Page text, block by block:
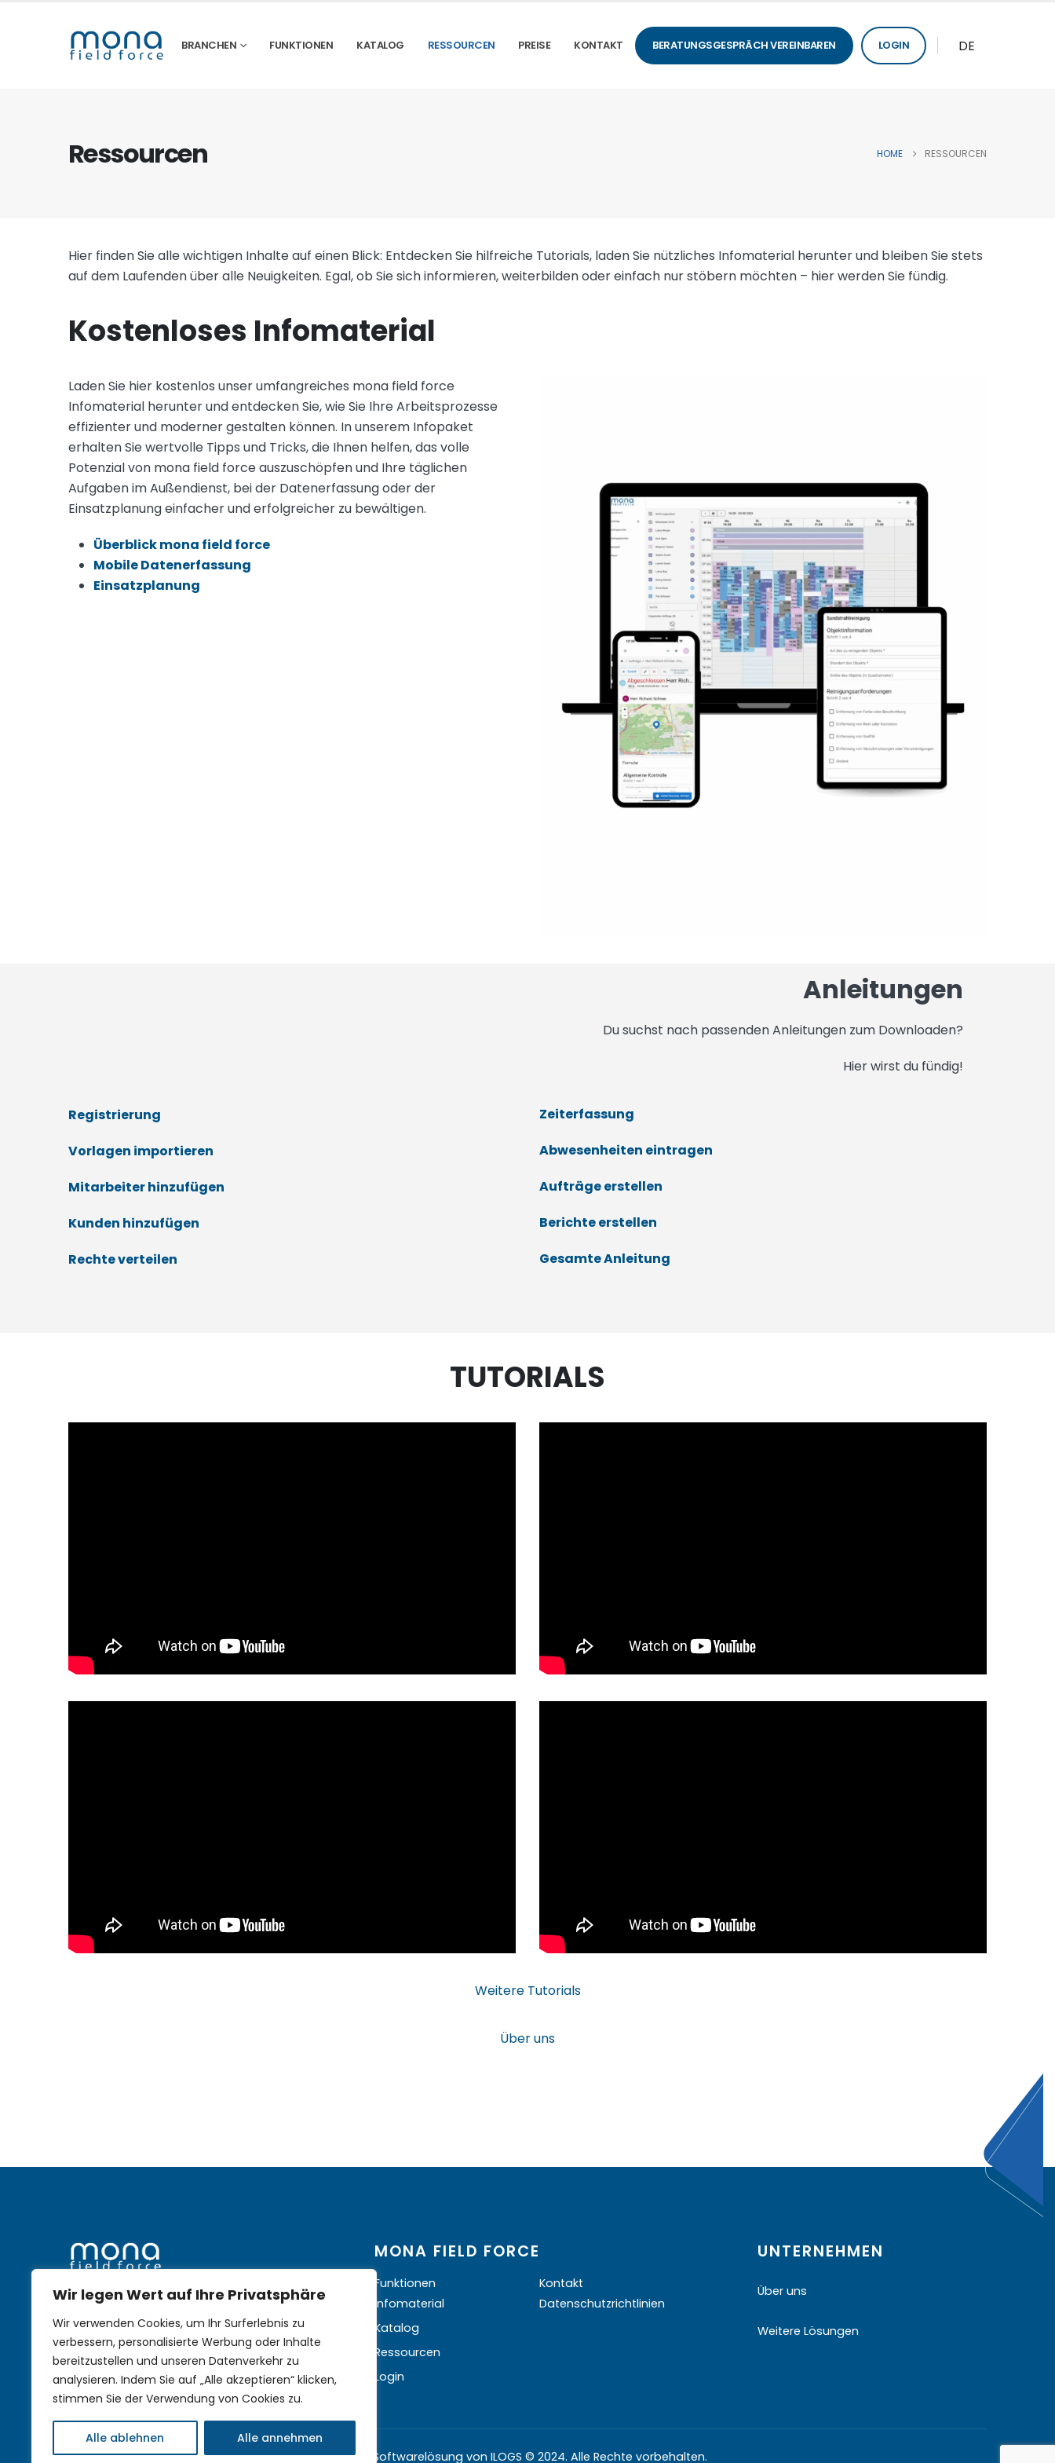
Wir legen Wert auf Ihre Privatsphäre
Wir verwenden Cookies, um Ihr Surferlebnis zu
verbessern, personalisierte Werbung oder Inhalte
bereitzustellen und unseren Datenverkehr zu
analysieren. Indem Sie auf „Alle akzeptieren“ klicken,
stimmen Sie der Verwendung von Cookies zu.
Alle ablehnen Alle annehmen
BRANCHEN FUNKTIONEN KATALOG RESSOURCEN PREISE KONTAKT BERATUNGSGESPRÄCH VEREINBAREN LOGIN DE
Ressourcen HOME RESSOURCEN
Hier finden Sie alle wichtigen Inhalte auf einen Blick: Entdecken Sie hilfreiche Tutorials, laden Sie nützliches Infomaterial herunter und bleiben Sie stets
auf dem Laufenden über alle Neuigkeiten. Egal, ob Sie sich informieren, weiterbilden oder einfach nur stöbern möchten – hier werden Sie fündig.
Kostenloses Infomaterial
Laden Sie hier kostenlos unser umfangreiches mona field force
Infomaterial herunter und entdecken Sie, wie Sie Ihre Arbeitsprozesse
effizienter und moderner gestalten können. In unserem Infopaket
erhalten Sie wertvolle Tipps und Tricks, die Ihnen helfen, das volle
Potenzial von mona field force auszuschöpfen und Ihre täglichen
Aufgaben im Außendienst, bei der Datenerfassung oder der
Einsatzplanung einfacher und erfolgreicher zu bewältigen.
Überblick mona field force
Mobile Datenerfassung
Einsatzplanung
Registrierung
Vorlagen importieren
Mitarbeiter hinzufügen
Kunden hinzufügen
Rechte verteilen
Anleitungen
Du suchst nach passenden Anleitungen zum Downloaden?
Hier wirst du fündig!
Zeiterfassung
Abwesenheiten eintragen
Aufträge erstellen
Berichte erstellen
Gesamte Anleitung
TUTORIALS
Weitere Tutorials
Über uns
mobile Nachhaltigkeit im
Außendienst
MONA FIELD FORCE
Funktionen
Infomaterial
Katalog
Ressourcen
Login
Kontakt
Datenschutzrichtlinien
UNTERNEHMEN
Über uns
Weitere Lösungen
Eine Softwarelösung von ILOGS © 2024. Alle Rechte vorbehalten.